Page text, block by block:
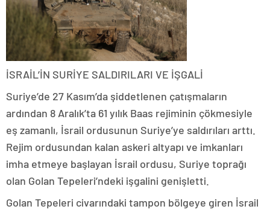
İSRAİL’İN SURİYE SALDIRILARI VE İŞGALİ
Suriye’de 27 Kasım’da şiddetlenen çatışmaların
ardından 8 Aralık’ta 61 yılık Baas rejiminin çökmesiyle
eş zamanlı, İsrail ordusunun Suriye’ye saldırıları arttı.
Rejim ordusundan kalan askeri altyapı ve imkanları
imha etmeye başlayan İsrail ordusu, Suriye toprağı
olan Golan Tepeleri’ndeki işgalini genişletti.
Golan Tepeleri civarındaki tampon bölgeye giren İsrail